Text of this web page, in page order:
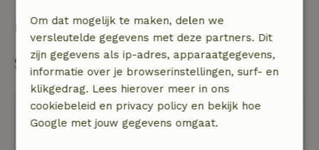
Bekijk alles
Start mijn boeking
Oeps! Dit natuurhuisje kun je helaas
Om dat mogelijk te maken, delen we
versleutelde gegevens met deze partners. Dit
zijn gegevens als ip-adres, apparaatgegevens,
informatie over je browserinstellingen, surf- en
klikgedrag. Lees hierover meer in ons
cookiebeleid en privacy policy en bekijk hoe
Google met jouw gegevens omgaat.